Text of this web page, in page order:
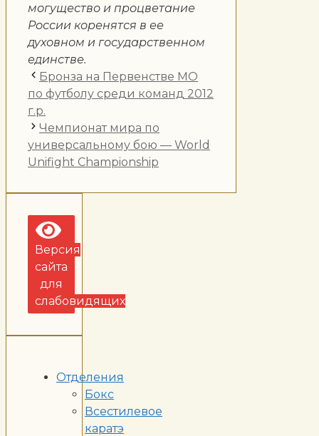
могущество и процветание
России коренятся в ее
духовном и государственном
единстве.
Бронза на Первенстве МО
по футболу среди команд 2012
г.р.
Чемпионат мира по
универсальному бою — World
Unifight Championship
Версия
сайта
для
слабовидящих
Отделения
Бокс
Всестилевое
каратэ